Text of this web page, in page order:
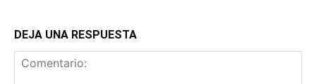
DEJA UNA RESPUESTA